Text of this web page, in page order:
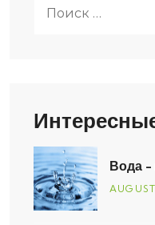
Вода -
AUGUST